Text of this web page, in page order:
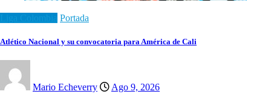
Portada
Atlético Nacional y su convocatoria para América de Cali
Mario Echeverry Ago 9, 2026